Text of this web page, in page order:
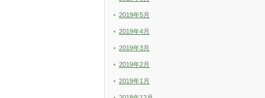
2019年5月
2019年4月
2019年3月
2019年2月
2019年1月